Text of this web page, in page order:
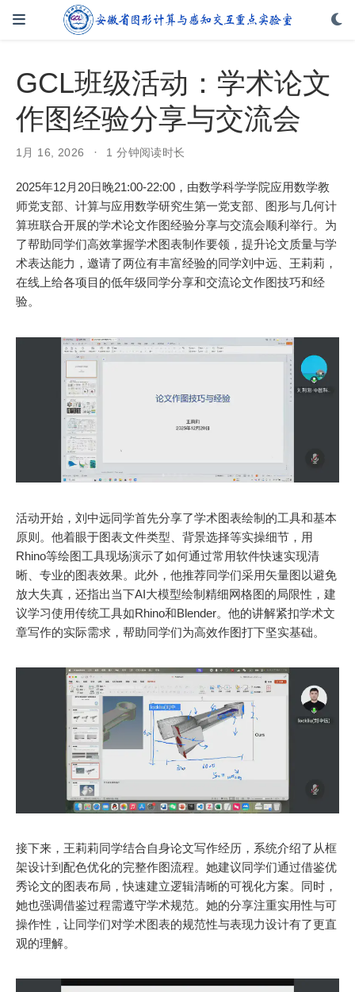
GCL班级活动：学术论文
作图经验分享与交流会
1月 16, 2026 1 分钟阅读时长
2025年12月20日晚21:00-22:00，由数学科学学院应用数学教
师党支部、计算与应用数学研究生第一党支部、图形与几何计
算班联合开展的学术论文作图经验分享与交流会顺利举行。为
了帮助同学们高效掌握学术图表制作要领，提升论文质量与学
术表达能力，邀请了两位有丰富经验的同学刘中远、王莉莉，
在线上给各项目的低年级同学分享和交流论文作图技巧和经
验。
活动开始，刘中远同学首先分享了学术图表绘制的工具和基本
原则。他着眼于图表文件类型、背景选择等实操细节，用
Rhino等绘图工具现场演示了如何通过常用软件快速实现清
晰、专业的图表效果。此外，他推荐同学们采用矢量图以避免
放大失真，还指出当下AI大模型绘制精细网格图的局限性，建
议学习使用传统工具如Rhino和Blender。他的讲解紧扣学术文
章写作的实际需求，帮助同学们为高效作图打下坚实基础。
接下来，王莉莉同学结合自身论文写作经历，系统介绍了从框
架设计到配色优化的完整作图流程。她建议同学们通过借鉴优
秀论文的图表布局，快速建立逻辑清晰的可视化方案。同时，
她也强调借鉴过程需遵守学术规范。她的分享注重实用性与可
操作性，让同学们对学术图表的规范性与表现力设计有了更直
观的理解。